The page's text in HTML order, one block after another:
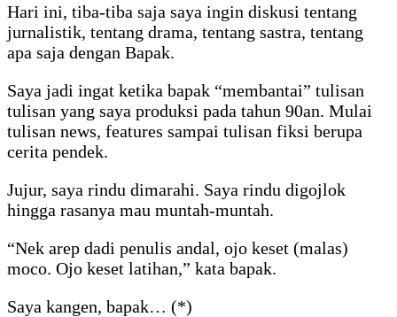
Hari ini, tiba-tiba saja saya ingin diskusi tentang
jurnalistik, tentang drama, tentang sastra, tentang
apa saja dengan Bapak.
Saya jadi ingat ketika bapak “membantai” tulisan
tulisan yang saya produksi pada tahun 90an. Mulai
tulisan news, features sampai tulisan fiksi berupa
cerita pendek.
Jujur, saya rindu dimarahi. Saya rindu digojlok
hingga rasanya mau muntah-muntah.
“Nek arep dadi penulis andal, ojo keset (malas)
moco. Ojo keset latihan,” kata bapak.
Saya kangen, bapak… (*)